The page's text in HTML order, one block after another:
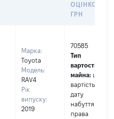
ОЦІНКОЮ,
ГРН
Марка:
Toyota
Модель:
RAV4
Рік
випуску:
2019
70585
Тип
вартості
майна: це
вартість на
дату
набуття
права